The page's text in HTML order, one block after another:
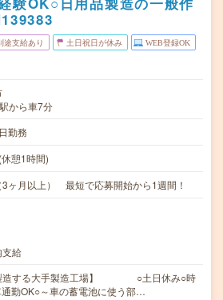
途支給あり 土日祝日が休み WEB登録OK
から車7分
勤務
憩1時間)
ヶ月以上） 最短で応募開始から1週間！
支給
製造する大手製造工場】 ○土日休み○時
勤OK○～車の蓄電池に使う部…